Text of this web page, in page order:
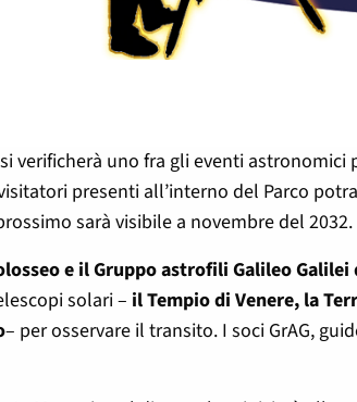
si verificherà uno fra gli eventi
presenti all’interno del Parco
sarà visibile a novembre del 2032.
e il Gruppo astrofili Galileo Galilei
solari – il Tempio di Venere, la
– per osservare il transito. I soci GrAG,